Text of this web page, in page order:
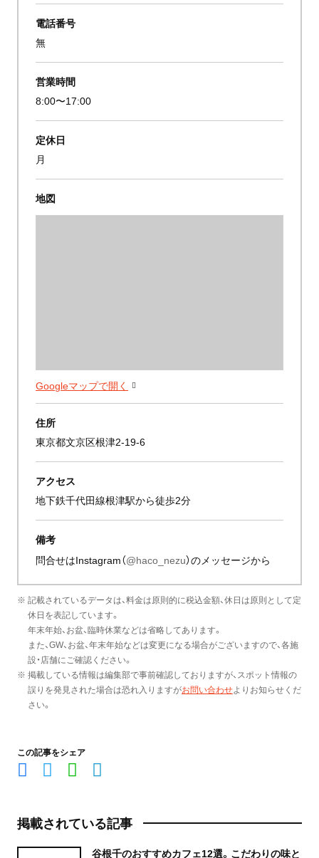
電話番号
無
営業時間
8:00〜17:00
定休日
月
地図
Googleマップで開く
住所
東京都文京区根津2-19-6
アクセス
地下鉄千代田線根津駅から徒歩2分
備考
問合せはInstagram（@haco_nezu）のメッセージから
※ 記載されているデータは、料金は原則的に税込金額、休日は原則として定
休日を表記しています。
年末年始、お盆、臨時休業などは省略してあります。
また、GW、お盆、年末年始などは変更になる場合がございますので、各施
設・店舗にご確認ください。
※ 掲載している情報は編集部で事前確認しておりますが、スポット情報の
誤りを発見された場合は恐れ入りますがお問い合わせよりお知らせくだ
さい。
この記事をシェア
掲載されている記事
谷根千のおすすめカフェ12選。こだわりの味と